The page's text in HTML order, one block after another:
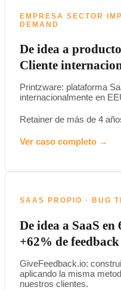
EMPRESA SECTOR
DEMAND
De idea a producto
Cliente
Printzware: plataforma
internacionalmente en
Retainer de más de 4
Ver caso completo →
SAAS PROPIO · BUG
De idea a SaaS en
+62% de
GiveFeedback.io:
aplicando la misma
nuestros clientes.